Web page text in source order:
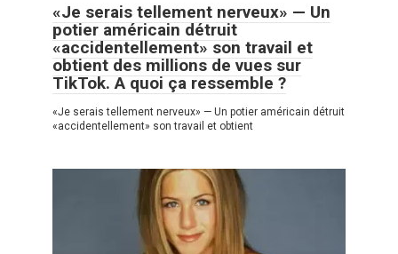
«Je serais tellement nerveux» — Un
potier américain détruit
«accidentellement» son travail et
obtient des millions de vues sur
TikTok. A quoi ça ressemble ?
«Je serais tellement nerveux» — Un potier américain détruit
«accidentellement» son travail et obtient